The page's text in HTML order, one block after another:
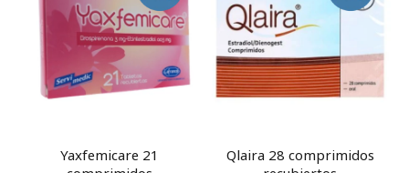
Yaxfemicare 21
Qlaira 28 comprimidos